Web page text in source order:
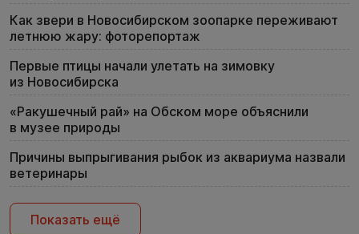
Как звери в Новосибирском зоопарке переживают
летнюю жару: фоторепортаж
Первые птицы начали улетать на зимовку
из Новосибирска
«Ракушечный рай» на Обском море объяснили
в музее природы
Причины выпрыгивания рыбок из аквариума назвали
ветеринары
Показать ещё